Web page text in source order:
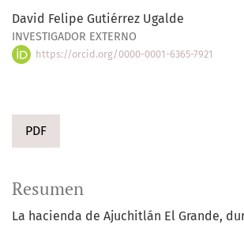
David Felipe Gutiérrez Ugalde
INVESTIGADOR EXTERNO
https://orcid.org/0000-0001-6365-7921
PDF
Resumen
La hacienda de Ajuchitlán El Grande,